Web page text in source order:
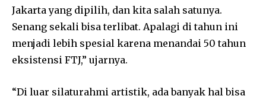
Jakarta yang dipilih, dan kita salah satunya.
Senang sekali bisa terlibat. Apalagi di tahun ini
menjadi lebih spesial karena menandai 50 tahun
eksistensi FTJ,” ujarnya.
“Di luar silaturahmi artistik, ada banyak hal bisa